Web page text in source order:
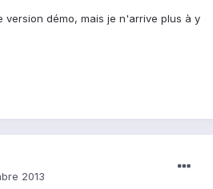
version démo, mais je n'arrive plus à y
2013